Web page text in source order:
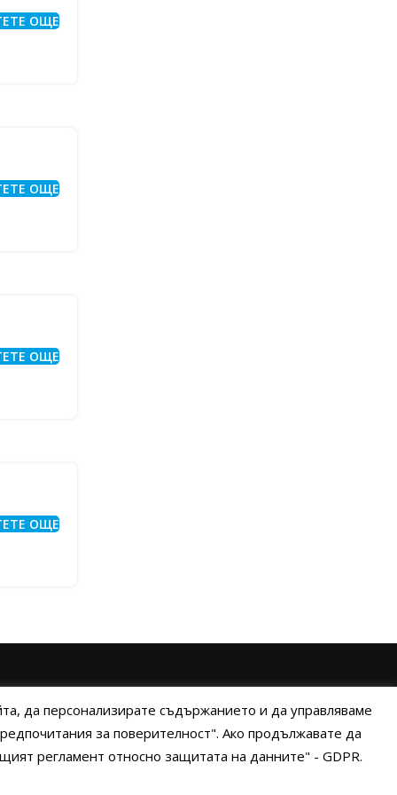
ОЩЕ
ОЩЕ
ОЩЕ
ОЩЕ
НА ПЛАЩАНЕИЗПРАТЕТЕ ЗАПИТВАНЕ
да персонализирате съдържанието и да управляваме
за поверителност". Ако продължавате да
регламент относно защитата на данните" - GDPR.